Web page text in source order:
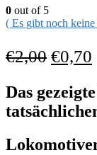
0 out of 5
( Es gibt noch
€2,00 €0,70
Das